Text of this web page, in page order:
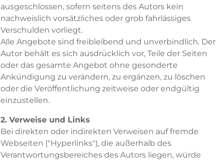
ausgeschlossen, sofern seitens des Autors kein
nachweislich vorsätzliches oder grob fahrlässiges
Verschulden vorliegt.
Alle Angebote sind freibleibend und unverbindlich. Der
Autor behält es sich ausdrücklich vor, Teile der Seiten
oder das gesamte Angebot ohne gesonderte
Ankündigung zu verändern, zu ergänzen, zu löschen
oder die Veröffentlichung zeitweise oder endgültig
einzustellen.
2. Verweise und Links
Bei direkten oder indirekten Verweisen auf fremde
Webseiten ("Hyperlinks"), die außerhalb des
Verantwortungsbereiches des Autors liegen, würde